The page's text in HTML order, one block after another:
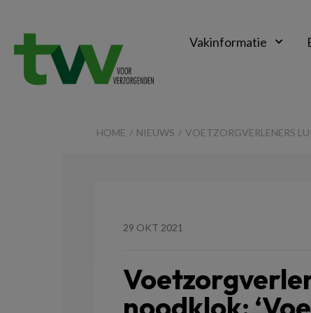
Vakinformatie
HOME NIEUWS VOETZORGVERLENERS
29 OKT 2021